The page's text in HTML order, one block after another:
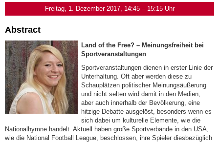
Freitag, 1. Dezember 2017, 14:45 – 15:15 Uhr
Abstract
Land of the Free? – Meinungsfreiheit bei
Sportveranstaltungen
Sportveranstaltungen dienen in erster Linie der
Unterhaltung. Oft aber werden diese zu
Schauplätzen politischer Meinungsäußerung
und nicht selten wird damit in den Medien,
aber auch innerhalb der Bevölkerung, eine
hitzige Debatte ausgelöst, besonders wenn es
sich dabei um kulturelle Elemente, wie die
Nationalhymne handelt. Aktuell haben große Sportverbände in den USA,
wie die National Football League, beschlossen, ihre Spieler diesbezüglich